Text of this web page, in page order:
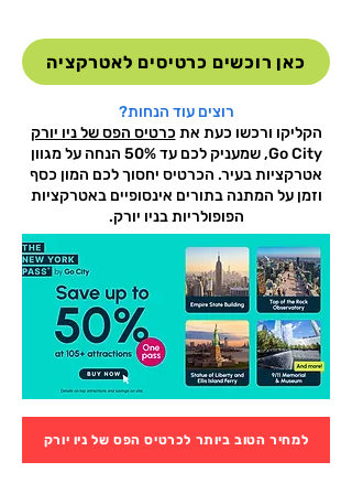
כאן רוכשים כרטיסים לאטרקציה
רוצים עוד הנחות?
הקליקו ורכשו כעת את כרטיס הפס של ניו יורק
Go City, שמעניק לכם עד 50% הנחה על מגוון
אטרקציות בעיר. הכרטיס יחסוך לכם המון כסף
וזמן על המתנה בתורים אינסופיים באטרקציות
הפופולריות בניו יורק.
למחיר הטוב ביותר לכרטיס הפס של ניו יורק